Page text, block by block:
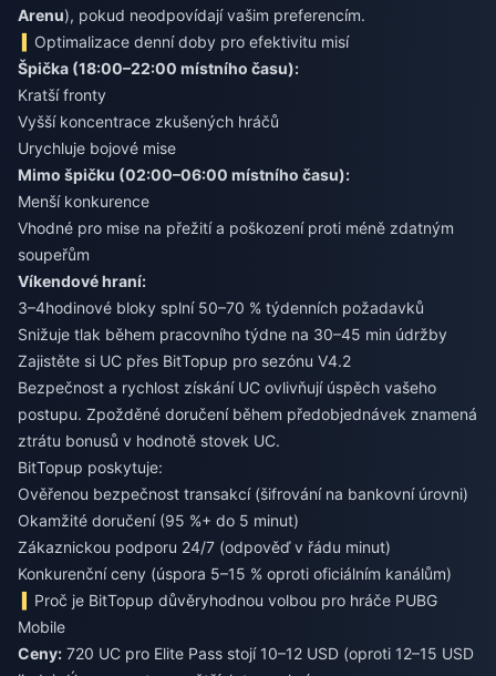
Arenu), pokud neodpovídají vašim preferencím.
Optimalizace denní doby pro efektivitu misí
Špička (18:00–22:00 místního času):
Kratší fronty
Vyšší koncentrace zkušených hráčů
Urychluje bojové mise
Mimo špičku (02:00–06:00 místního času):
Menší konkurence
Vhodné pro mise na přežití a poškození proti méně zdatným
soupeřům
Víkendové hraní:
3–4hodinové bloky splní 50–70 % týdenních požadavků
Snižuje tlak během pracovního týdne na 30–45 min údržby
Zajistěte si UC přes BitTopup pro sezónu V4.2
Bezpečnost a rychlost získání UC ovlivňují úspěch vašeho
postupu. Zpožděné doručení během předobjednávek znamená
ztrátu bonusů v hodnotě stovek UC.
BitTopup poskytuje:
Ověřenou bezpečnost transakcí (šifrování na bankovní úrovni)
Okamžité doručení (95 %+ do 5 minut)
Zákaznickou podporu 24/7 (odpověď v řádu minut)
Konkurenční ceny (úspora 5–15 % oproti oficiálním kanálům)
Proč je BitTopup důvěryhodnou volbou pro hráče PUBG
Mobile
Ceny: 720 UC pro Elite Pass stojí 10–12 USD (oproti 12–15 USD